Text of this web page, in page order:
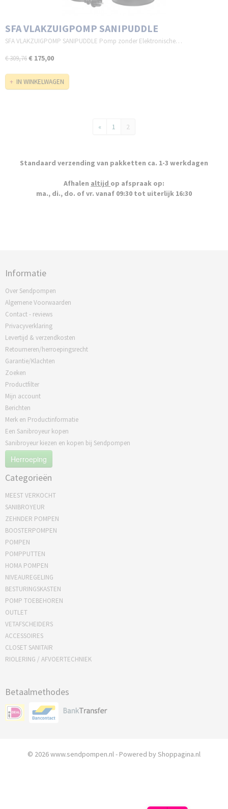
SFA VLAKZUIGPOMP SANIPUDDLE
SFA VLAKZUIGPOMP SANIPUDDLE Pomp zonder Elektronische…
€ 309,76€ 175,00
IN WINKELWAGEN
« 1 2
Standaard verzending van pakketten ca. 1-3 werkdagen
Afhalen altijd op afspraak op:
ma., di., do. of vr. vanaf 09:30 tot uiterlijk 16:30
Informatie
Over Sendpompen
Algemene Voorwaarden
Contact - reviews
Privacyverklaring
Levertijd & verzendkosten
Retourneren/herroepingsrecht
Garantie/Klachten
Zoeken
Productfilter
Mijn account
Berichten
Merk en Productinformatie
Een Sanibroyeur kopen
Sanibroyeur kiezen en kopen bij Sendpompen
Herroeping
Categorieën
MEEST VERKOCHT
SANIBROYEUR
ZEHNDER POMPEN
BOOSTERPOMPEN
POMPEN
POMPPUTTEN
HOMA POMPEN
NIVEAUREGELING
BESTURINGSKASTEN
POMP TOEBEHOREN
OUTLET
VETAFSCHEIDERS
ACCESSOIRES
CLOSET SANITAIR
RIOLERING / AFVOERTECHNIEK
Betaalmethodes
© 2026 www.sendpompen.nl - Powered by Shoppagina.nl